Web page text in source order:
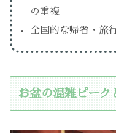
の重複
全国的な帰省・旅
お盆の混雑ピーク